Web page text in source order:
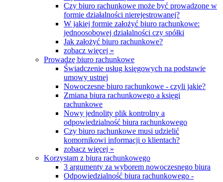
Czy biuro rachunkowe może być prowadzone w
formie działalności nierejestrowanej?
W jakiej formie założyć biuro rachunkowe:
jednoosobowej działalności czy spółki
Jak założyć biuro rachunkowe?
zobacz więcej »
Prowadzę biuro rachunkowe
Świadczenie usług księgowych na podstawie
umowy ustnej
Nowoczesne biuro rachunkowe - czyli jakie?
Zmiana biura rachunkowego a księgi
rachunkowe
Nowy jednolity plik kontrolny a
odpowiedzialność biura rachunkowego
Czy biuro rachunkowe musi udzielić
komornikowi informacji o klientach?
zobacz więcej »
Korzystam z biura rachunkowego
3 argumenty za wyborem nowoczesnego biura
Odpowiedzialność biura rachunkowego -